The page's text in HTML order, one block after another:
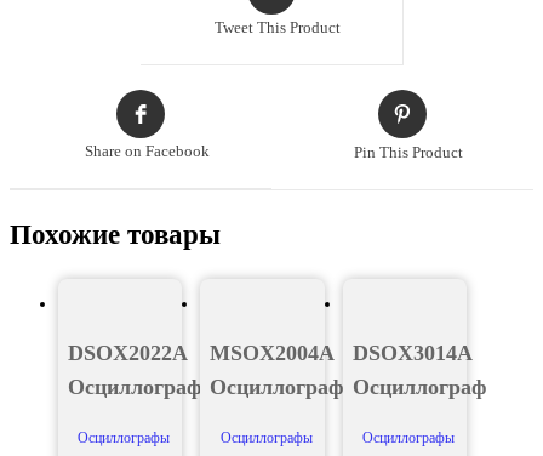
Tweet This Product
Share on Facebook Pin This Product
Похожие товары
DSOX2022A
Осциллограф
Осциллографы
MSOX2004A
Осциллограф
Осциллографы
DSOX3014A
Осциллограф
Осциллографы